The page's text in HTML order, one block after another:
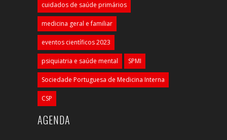
cuidados de saúde primários
medicina geral e familiar
eventos científicos 2023
psiquiatria e saúde mental SPMI
Sociedade Portuguesa de Medicina Interna
CSP
AGENDA